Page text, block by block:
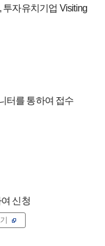
자유치기업 Visiting
터를 통하여 접수
신청